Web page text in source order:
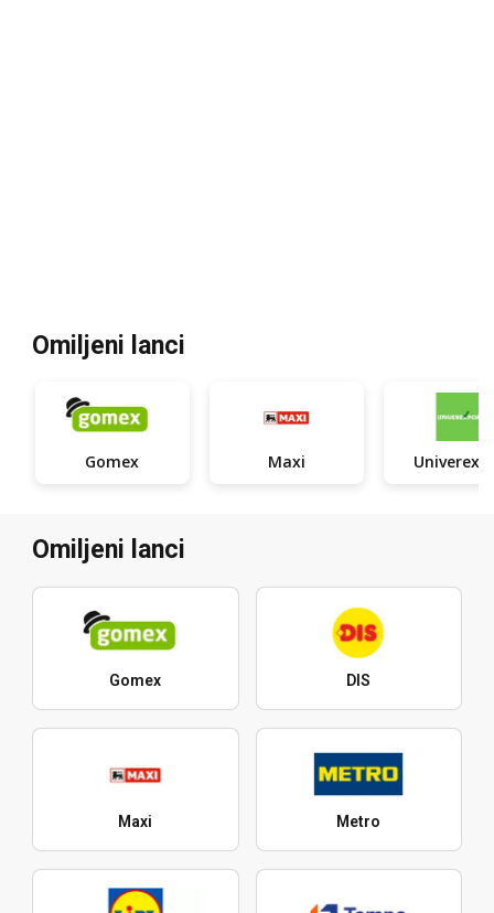
Omiljeni lanci
Gomex Maxi
Omiljeni lanci
Gomex DIS
Maxi Metro